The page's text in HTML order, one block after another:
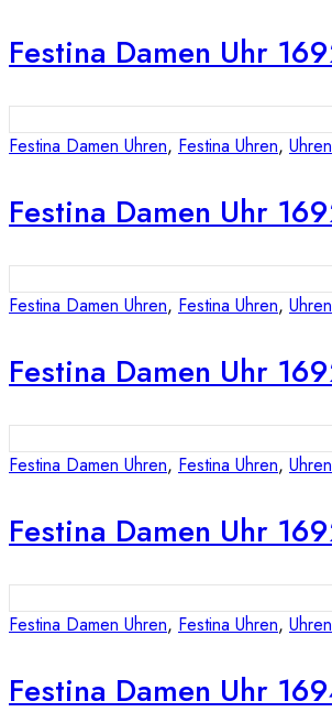
Festina Damen Uhr
Festina Damen Uhren, Festina Uhren, Uhren
Festina Damen Uhr
Festina Damen Uhren, Festina Uhren, Uhren
Festina Damen Uhr
Festina Damen Uhren, Festina Uhren, Uhren
Festina Damen Uhr
Festina Damen Uhren, Festina Uhren, Uhren
Festina Damen Uhr